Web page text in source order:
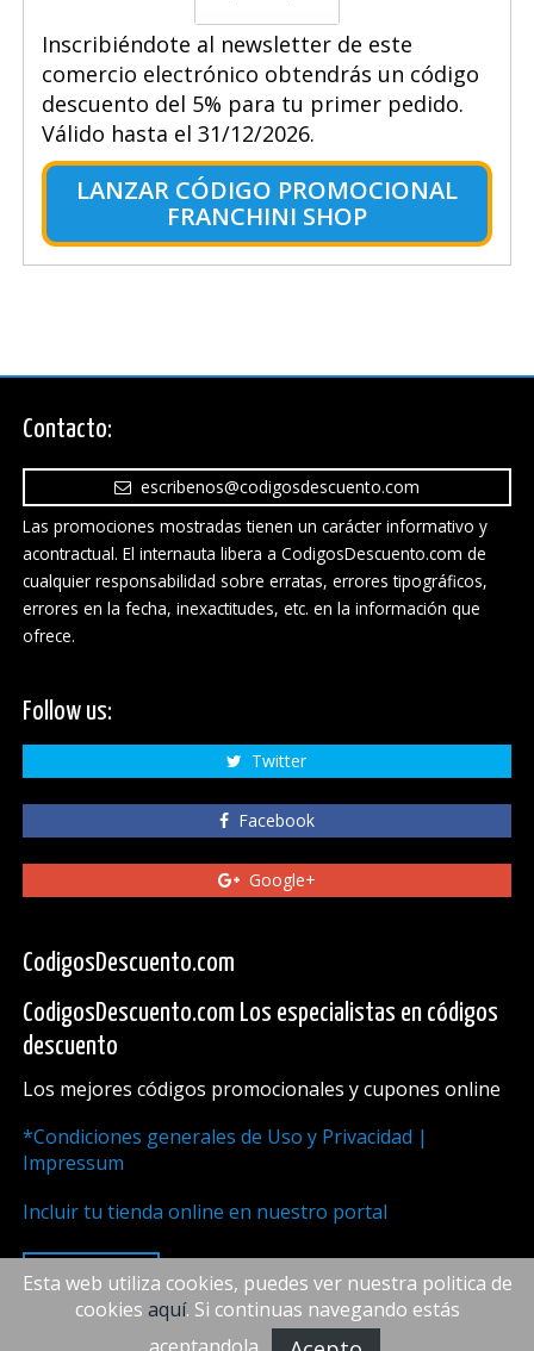
Inscribiéndote al newsletter de este
comercio electrónico obtendrás un código
descuento del 5% para tu primer pedido.
Válido hasta el 31/12/2026.
LANZAR CÓDIGO PROMOCIONAL
FRANCHINI SHOP
Contacto:
escribenos@codigosdescuento.com
Las promociones mostradas tienen un carácter informativo y
acontractual. El internauta libera a CodigosDescuento.com de
cualquier responsabilidad sobre erratas, errores tipográficos,
errores en la fecha, inexactitudes, etc. en la información que
ofrece.
Follow us:
Twitter
Facebook
Google+
CodigosDescuento.com
CodigosDescuento.com Los especialistas en códigos
descuento
Los mejores códigos promocionales y cupones online
*Condiciones generales de Uso y Privacidad |
Impressum
Incluir tu tienda online en nuestro portal
ARRIBA
Esta web utiliza cookies, puedes ver nuestra politica de
cookies aquí. Si continuas navegando estás